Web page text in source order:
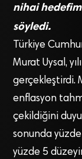
nihai
söyledi.
Türkiye
Murat Uysal,
gerçekleştirdi.
enflasyon
çekildiğini
sonunda
yüzde 5